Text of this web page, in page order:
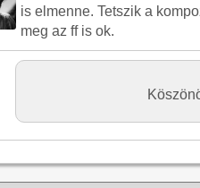
is elmenne. Tetszik a
meg az ff is ok.